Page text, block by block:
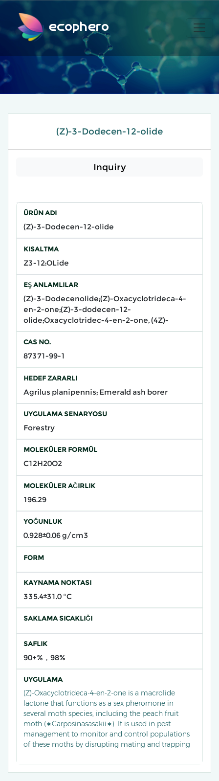
ecophero
(Z)-3-Dodecen-12-olide
Inquiry
ÜRÜN ADI
(Z)-3-Dodecen-12-olide
KISALTMA
Z3-12:OLide​
EŞ ANLAMLILAR
(Z)-3-Dodecenolide;(Z)-Oxacyclotrideca-4-
en-2-one;(Z)-3-dodecen-12-
olide;Oxacyclotridec-4-en-2-one, (4Z)-
CAS NO.
87371-99-1
HEDEF ZARARLI
Agrilus planipennis; Emerald ash borer
UYGULAMA SENARYOSU
Forestry
MOLEKÜLER FORMÜL
C12H20O2
MOLEKÜLER AĞIRLIK
196.29
YOĞUNLUK
0.928±0.06 g/cm3
FORM
KAYNAMA NOKTASI
335.4±31.0 °C
SAKLAMA SICAKLIĞI
SAFLIK
90+%，98%
UYGULAMA
(Z)-Oxacyclotrideca-4-en-2-one is a macrolide
lactone that functions as a sex pheromone in
several moth species, including the peach fruit
moth (∗Carposinasasakii∗). It is used in pest
management to monitor and control populations
of these moths by disrupting mating and trapping
apples, peaches, and plums.